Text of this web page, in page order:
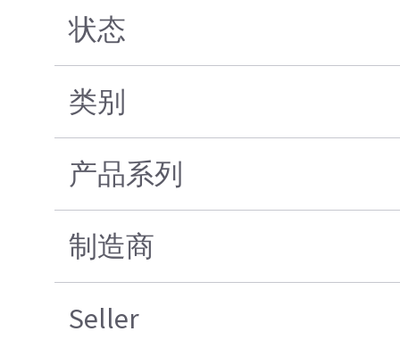
状态
类别
产品系列
制造商
Seller